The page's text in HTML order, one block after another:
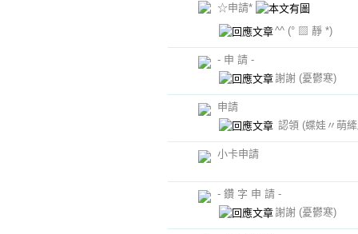
☆申請*
^^ (° ▨ 靜 *)
- 申 請 -
謝謝 (憂鬱寒)
申請
認領 (蝶娃〃萌
小卡申請
- 鑽 字 申 請 -
謝謝 (憂鬱寒)